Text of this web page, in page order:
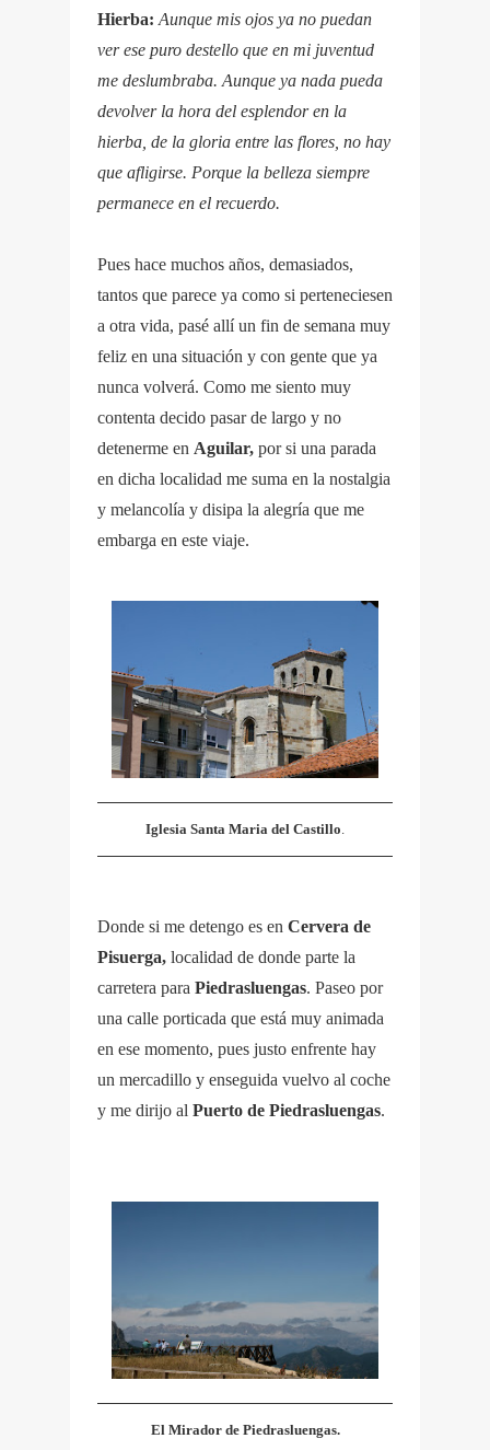
Hierba: Aunque mis ojos ya no puedan
ver ese puro destello que en mi juventud
me deslumbraba. Aunque ya nada pueda
devolver la hora del esplendor en la
hierba, de la gloria entre las flores, no hay
que afligirse. Porque la belleza siempre
permanece en el recuerdo.
Pues hace muchos años, demasiados,
tantos que parece ya como si perteneciesen
a otra vida, pasé allí un fin de semana muy
feliz en una situación y con gente que ya
nunca volverá. Como me siento muy
contenta decido pasar de largo y no
detenerme en Aguilar, por si una parada
en dicha localidad me suma en la nostalgia
y melancolía y disipa la alegría que me
embarga en este viaje.
Iglesia Santa Maria del Castillo.
Donde si me detengo es en Cervera de
Pisuerga, localidad de donde parte la
carretera para Piedrasluengas. Paseo por
una calle porticada que está muy animada
en ese momento, pues justo enfrente hay
un mercadillo y enseguida vuelvo al coche
y me dirijo al Puerto de Piedrasluengas.
El Mirador de Piedrasluengas.